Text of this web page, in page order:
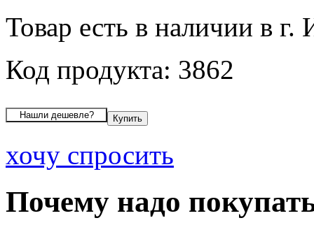
Товар есть в наличии в г.
Код продукта: 3862
хочу спросить
Почему надо